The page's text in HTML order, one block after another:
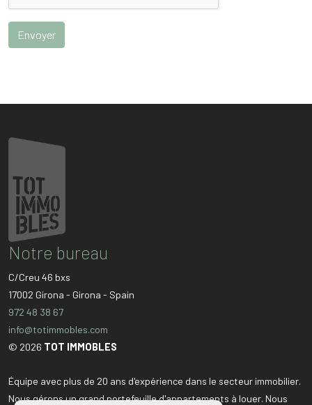
Envoyer
Notre bureau
C/Creu 46 bxs
17002 Girona - Girona - Spain
972 48 38 67
info@totimmobles.com
© 2026 TOT IMMOBLES
Équipe avec plus de 20 ans d'expérience dans le secteur immobilier.
Nous gérons un grand portefeuille d'appartements à louer. Nous